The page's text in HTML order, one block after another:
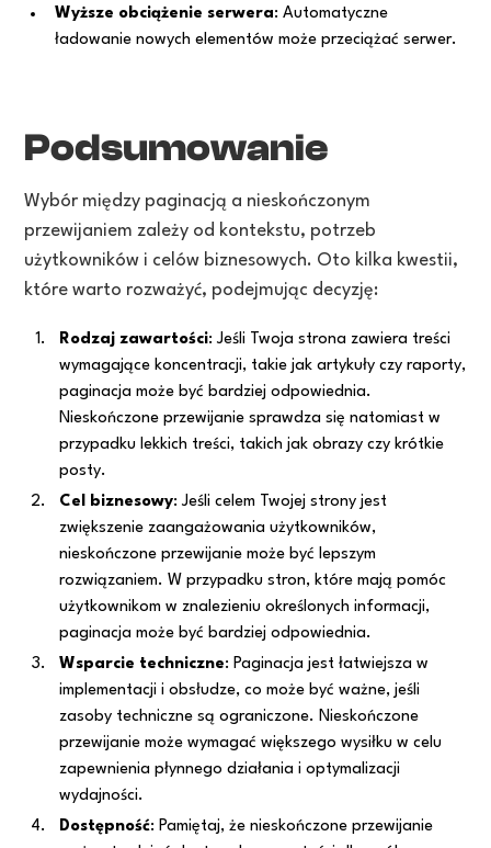
Wyższe obciążenie serwera: Automatyczne
ładowanie nowych elementów może przeciążać serwer.
Podsumowanie
Wybór między paginacją a nieskończonym
przewijaniem zależy od kontekstu, potrzeb
użytkowników i celów biznesowych. Oto kilka kwestii,
które warto rozważyć, podejmując decyzję:
Rodzaj zawartości: Jeśli Twoja strona zawiera treści
wymagające koncentracji, takie jak artykuły czy raporty,
paginacja może być bardziej odpowiednia.
Nieskończone przewijanie sprawdza się natomiast w
przypadku lekkich treści, takich jak obrazy czy krótkie
posty.
Cel biznesowy: Jeśli celem Twojej strony jest
zwiększenie zaangażowania użytkowników,
nieskończone przewijanie może być lepszym
rozwiązaniem. W przypadku stron, które mają pomóc
użytkownikom w znalezieniu określonych informacji,
paginacja może być bardziej odpowiednia.
Wsparcie techniczne: Paginacja jest łatwiejsza w
implementacji i obsłudze, co może być ważne, jeśli
zasoby techniczne są ograniczone. Nieskończone
przewijanie może wymagać większego wysiłku w celu
zapewnienia płynnego działania i optymalizacji
wydajności.
Dostępność: Pamiętaj, że nieskończone przewijanie